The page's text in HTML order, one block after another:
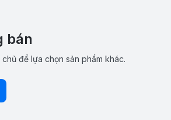
bán
để lựa chọn sản phẩm khác.